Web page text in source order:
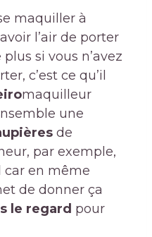
maquiller à
l’air de porter
si vous n’avez
c’est ce qu’il
maquilleur
une
de
par exemple,
car en même
de donner ça
le regard pour